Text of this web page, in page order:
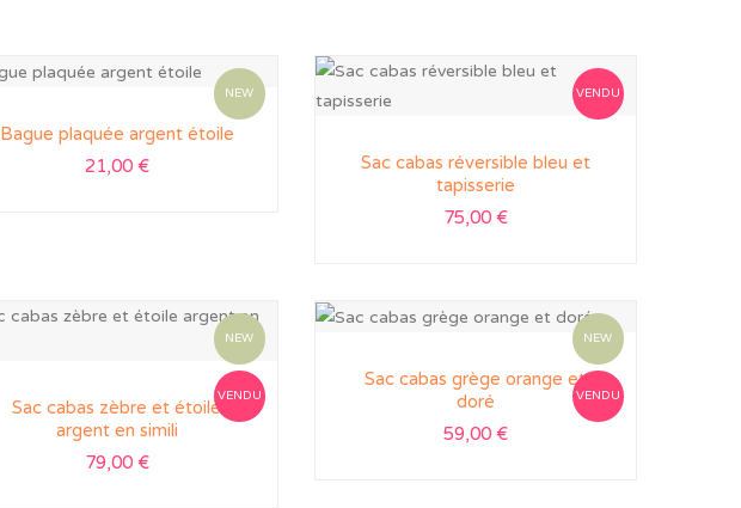
NEW
Bague plaquée argent étoile
21,00 €
VENDU
Sac cabas réversible bleu et
tapisserie
75,00 €
NEW
VENDU
Sac cabas zèbre et étoile
argent en simili
79,00 €
NEW
VENDU
Sac cabas grège orange et
doré
59,00 €